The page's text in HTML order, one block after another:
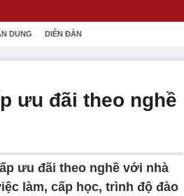
DUNG DIỄN ĐÀN
ưu đãi theo nghề
ưu đãi theo nghề với nhà
làm, cấp học, trình độ đào